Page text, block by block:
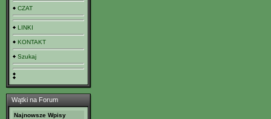
CZAT
LINKI
KONTAKT
Szukaj
Wątki na Forum
Najnowsze Wpisy